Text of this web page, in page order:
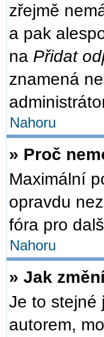
zřejmě
a pak
na Přidat
znamená
Nahoru
» Proč
Maximální
opravdu
fóra pro
Nahoru
» Jak
Je to stejné
autorem,